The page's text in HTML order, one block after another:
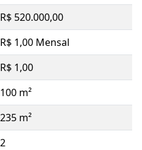
R$ 520.000,00
R$ 1,00 Mensal
R$ 1,00
100 m²
235 m²
2